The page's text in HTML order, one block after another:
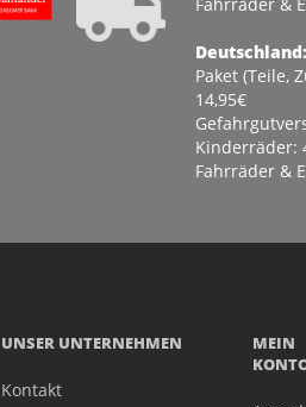
Deutschland:
Paket (Teile,
14,95€
Kinderräder:
Fahrräder &
UNSER UNTERNEHMEN
Kontakt
MEIN